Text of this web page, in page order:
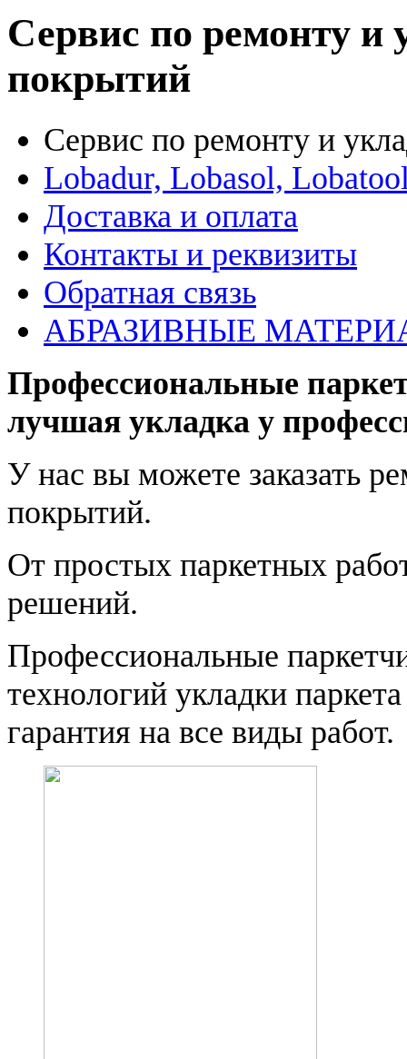
Сервис по ремонту и
покрытий
Сервис по ремонту и
Lobadur, Lobasol,
Доставка и оплата
Контакты и реквизиты
Обратная связь
АБРАЗИВНЫЕ
Профессиональные
лучшая укладка у
У нас вы можете заказать
покрытий.
От простых паркетных
решений.
Профессиональные
технологий укладки
гарантия на все виды работ.